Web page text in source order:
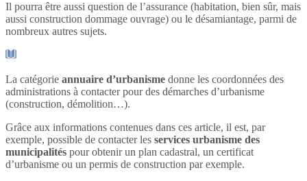
Il pourra être aussi question de l’assurance (habitation, bien sûr, mais
aussi construction dommage ouvrage) ou le désamiantage, parmi de
nombreux autres sujets.
La catégorie annuaire d’urbanisme donne les coordonnées des
administrations à contacter pour des démarches d’urbanisme
(construction, démolition…).
Grâce aux informations contenues dans ces article, il est, par
exemple, possible de contacter les services urbanisme des
municipalités pour obtenir un plan cadastral, un certificat
d’urbanisme ou un permis de construction par exemple.